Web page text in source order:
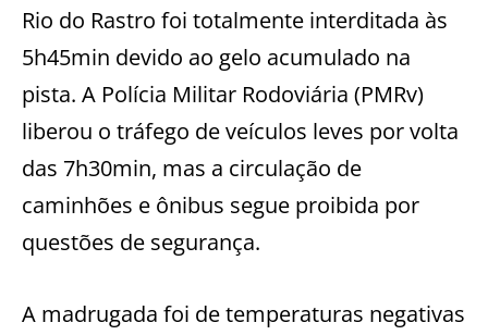
Rio do Rastro foi totalmente interditada às
5h45min devido ao gelo acumulado na
pista. A Polícia Militar Rodoviária (PMRv)
liberou o tráfego de veículos leves por volta
das 7h30min, mas a circulação de
caminhões e ônibus segue proibida por
questões de segurança.
A madrugada foi de temperaturas negativas